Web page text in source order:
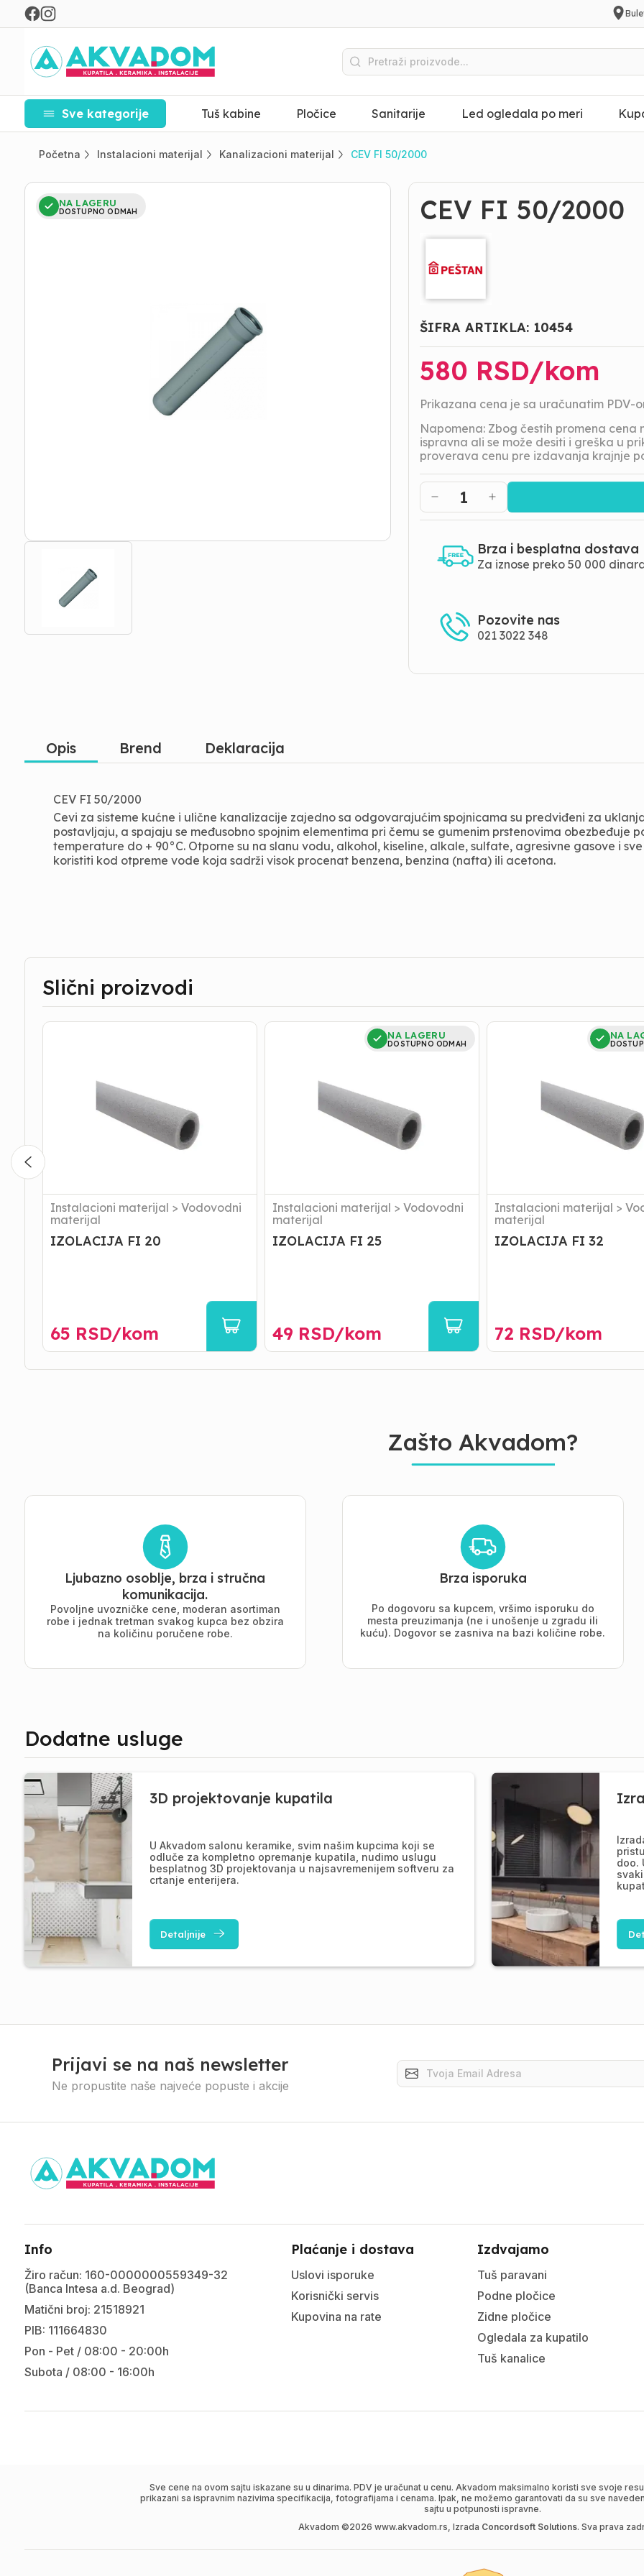
Sve kategorije Tuš kabine Pločice Sanitarije Led ogledala po meri
Početna Instalacioni materijal Kanalizacioni materijal CEV FI 50/2000
NA LAGERU
DOSTUPNO ODMAH CEV FI 50/2000
ŠIFRA ARTIKLA: 10454
580 RSD/kom
Prikazana cena je sa uračunatim PDV-
Napomena: Zbog čestih promena
ispravna ali se može desiti i greška u
proverava cenu pre izdavanja krajnje
1
Brza i besplatna dostava
Za iznose preko 50 000
Pozovite nas
021 3022 348
Opis Brend Deklaracija
CEV FI 50/2000
Cevi za sisteme kućne i ulične kanalizacije zajedno sa odgovarajućim spojnicama su predviđeni za
postavljaju, a spajaju se međusobno spojnim elementima pri čemu se gu­menim prstenovima obezbeđuje
temperature do + 90°C. Otporne su na slanu vodu, alkohol, kiseline, alkale, sulfate, agresivne gasove i
koristiti kod otpreme vode koja sadrži visok procenat benzena, benzina (nafta) ili acetona.
Slični proizvodi
IZOLACIJA
Instalacioni materijal > Vodovodni
materijal
IZOLACIJA FI 20
65 RSD/kom
IZOLACIJA
NA LAGERU
DOSTUPNO ODMAH
Instalacioni materijal > Vodovodni
materijal
IZOLACIJA FI 25
49 RSD/kom
IZOLACIJA
NA
Instalacioni materijal >
materijal
IZOLACIJA FI 32
72 RSD/kom
Zašto Akvadom?
Ljubazno osoblje, brza i stručna
komunikacija.
Povoljne uvozničke cene, moderan asortiman
robe i jednak tretman svakog kupca bez obzira
na količinu poručene robe.
Brza isporuka
Po dogovoru sa kupcem, vršimo isporuku do
mesta preuzimanja (ne i unošenje u zgradu ili
kuću). Dogovor se zasniva na bazi količine robe.
Dodatne usluge
3D projektovanje kupatila
U Akvadom salonu keramike, svim našim kupcima koji se
odluče za kompletno opremanje kupatila, nudimo uslugu
besplatnog 3D projektovanja u najsavremenijem softveru za
crtanje enterijera.
Detaljnije
doo.
Prijavi se na naš newsletter
Ne propustite naše najveće popuste i akcije
Info
Žiro račun: 160-0000000559349-32
(Banca Intesa a.d. Beograd)
Matični broj: 21518921
PIB: 111664830
Pon - Pet / 08:00 - 20:00h
Subota / 08:00 - 16:00h
Plaćanje i dostava
Uslovi isporuke
Korisnički servis
Kupovina na rate
Izdvajamo
Tuš paravani
Podne pločice
Zidne pločice
Ogledala za kupatilo
Tuš kanalice
Sve cene na ovom sajtu iskazane su u dinarima. PDV je uračunat u cenu. Akvadom maksimalno koristi sve svoje
prikazani sa ispravnim nazivima specifikacija, fotografijama i cenama. Ipak, ne možemo garantovati da su sve
sajtu u potpunosti ispravne.
Akvadom ©2026 www.akvadom.rs, Izrada Concordsoft Solutions. Sva prava